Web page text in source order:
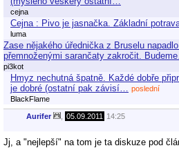
cejna
Cejna : Pivo je jasnačka. Základní
luma
Zase nějakého úřednička z Bruselu
přemnoženými sarančaty zakročit.
pi3kot
Hmyz nechutná špatně. Každé dobře
je dobré (ostatní pak závisí…
poslední
BlackFlame
Aurifer 05.09.2011 14:25
Jj, a "nejlepší" na tom je ta diskuze pod